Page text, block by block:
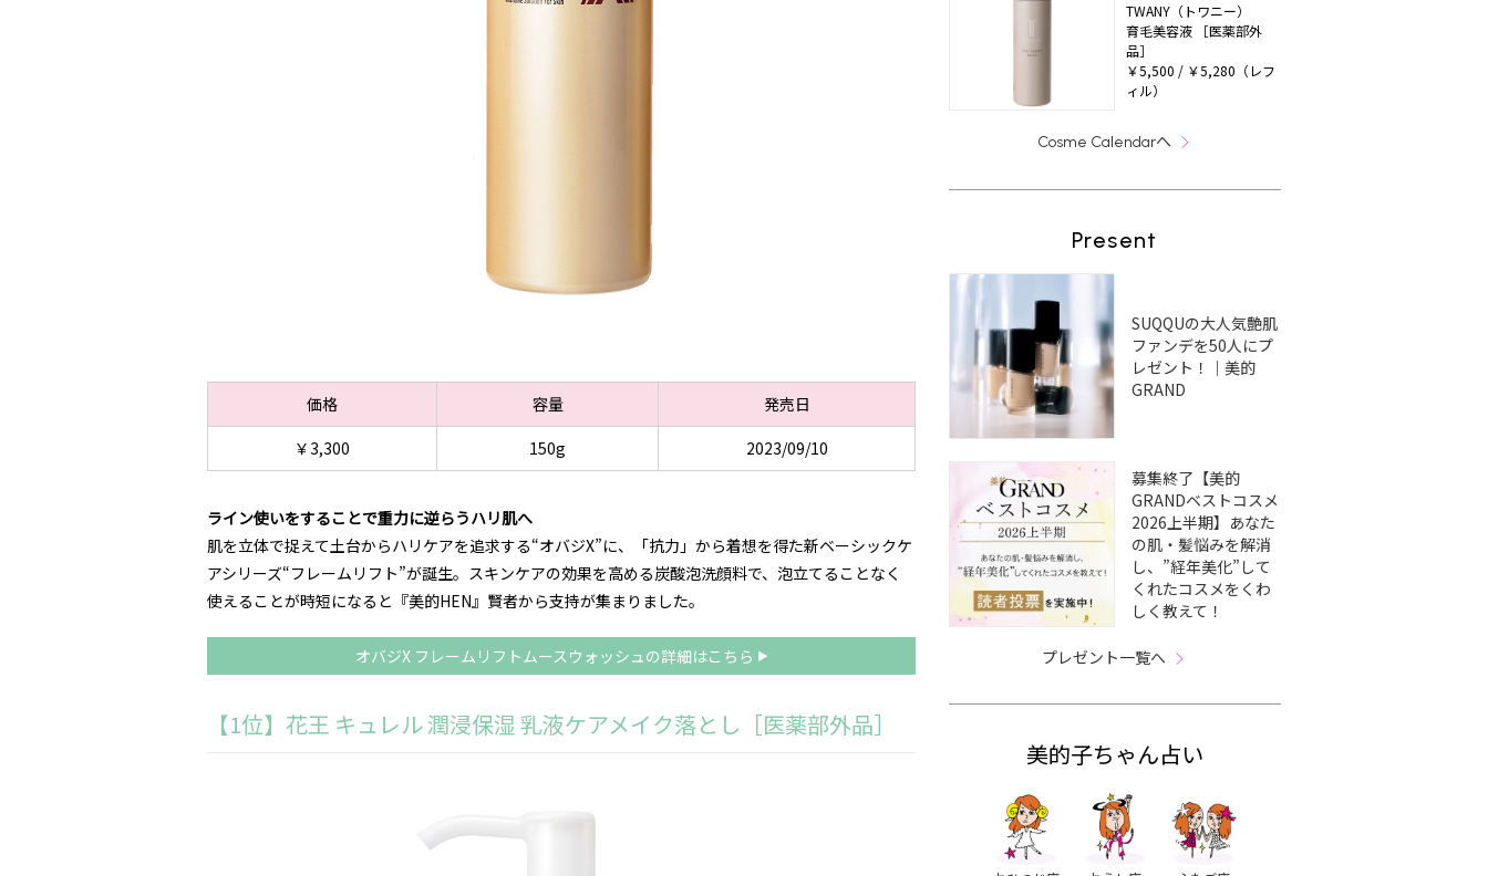
価格 容量
発売日
￥3,300
150g 2023/09/10
ライン使いをすることで重力に逆らうハリ肌へ
肌を立体で捉えて土台からハリケアを追求する“オバジX”に、「抗力」から着想を得た新ベーシックケ
アシリーズ“フレームリフト”が誕生。スキンケアの効果を高める炭酸泡洗顔料で、泡立てることなく
使えることが時短になると『美的HEN』賢者から支持が集まりました。
オバジX フレームリフトムースウォッシュの詳細はこちら
【1位】花王 キュレル 潤浸保湿 乳液ケアメイク落とし［医薬部外品］
TWANY（トワニー）
育毛美容液 ［医薬部外
品］
￥5,500 / ￥5,280（レフ
ィル）
Cosme Calendarへ
Present
SUQQUの大人気艶肌
ファンデを50人にプ
レゼント！｜美的
GRAND
募集終了【美的
GRANDベストコスメ
2026上半期】あなた
の肌・髪悩みを解消
し、”経年美化”して
くれたコスメをくわ
しく教えて！
プレゼント一覧へ
美的子ちゃん占い